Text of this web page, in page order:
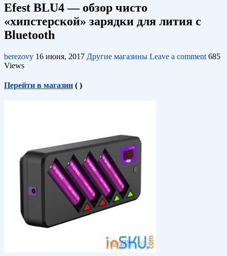
Efest BLU4 — обзор чисто
«хипстерской» зарядки для лития с
Bluetooth
berezovy 16 июня, 2017 Другие магазины Leave a comment 685
Views
Перейти в магазин ( )